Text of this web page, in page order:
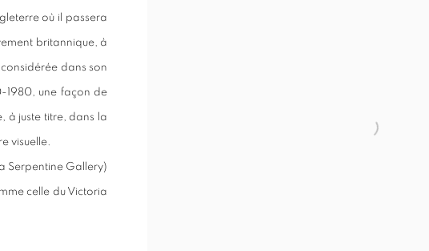
où il passera
britannique, à
dans son
1980, une façon de
à juste titre, dans la
visuelle.
Serpentine Gallery)
celle du Victoria